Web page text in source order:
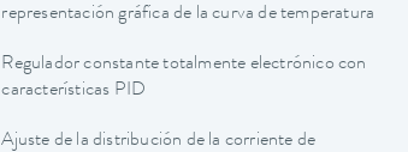
representación gráfica de la curva de temperatura
Regulador constante totalmente electrónico con
características PID
Ajuste de la distribución de la corriente de